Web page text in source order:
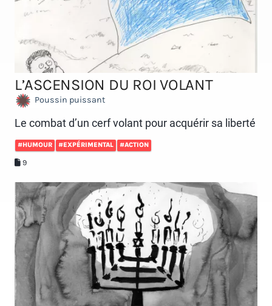
L’ASCENSION DU ROI VOLANT
Poussin puissant
Le combat d’un cerf volant pour acquérir sa liberté
#HUMOUR #EXPÉRIMENTAL #ACTION
9